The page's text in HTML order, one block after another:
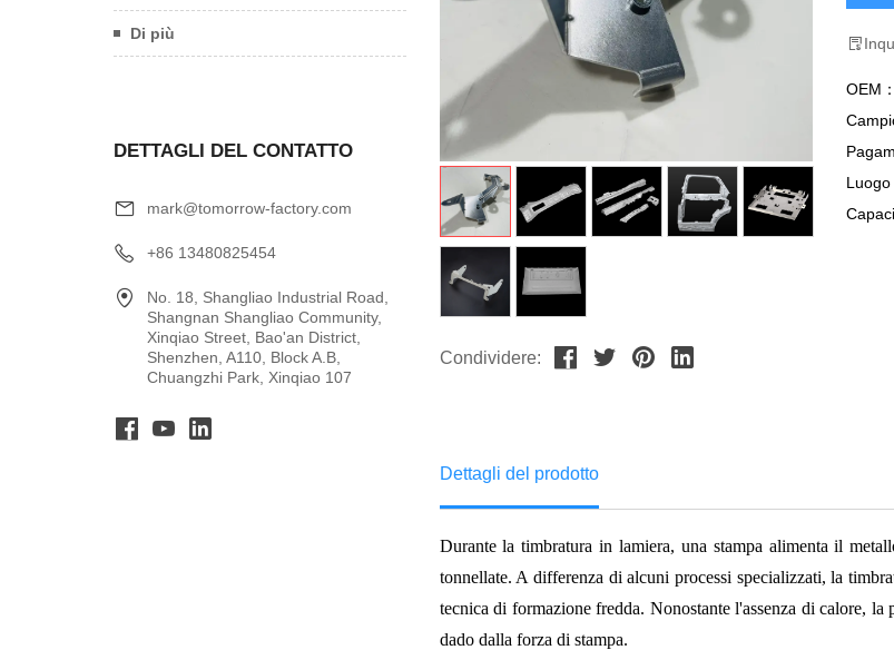
Di più
DETTAGLI DEL CONTATTO
mark@tomorrow-factory.com
+86 13480825454
No. 18, Shangliao Industrial Road,
Shangnan Shangliao Community,
Xinqiao Street, Bao'an District,
Shenzhen, A110, Block A.B,
Chuangzhi Park, Xinqiao 107
Condividere:
OEM：
Luogo
Dettagli del prodotto
Durante la timbratura in lamiera, una stampa alimenta il
tonnellate. A differenza di alcuni processi specializzati, la
tecnica di formazione fredda. Nonostante l'assenza di calore,
dado dalla forza di stampa.